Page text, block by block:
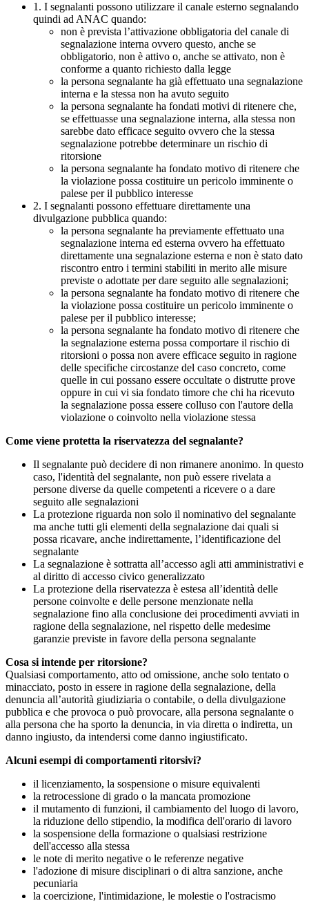
1. I segnalanti possono utilizzare il canale esterno segnalando
quindi ad ANAC quando:
non è prevista l’attivazione obbligatoria del canale di
segnalazione interna ovvero questo, anche se
obbligatorio, non è attivo o, anche se attivato, non è
conforme a quanto richiesto dalla legge
la persona segnalante ha già effettuato una segnalazione
interna e la stessa non ha avuto seguito
la persona segnalante ha fondati motivi di ritenere che,
se effettuasse una segnalazione interna, alla stessa non
sarebbe dato efficace seguito ovvero che la stessa
segnalazione potrebbe determinare un rischio di
ritorsione
la persona segnalante ha fondato motivo di ritenere che
la violazione possa costituire un pericolo imminente o
palese per il pubblico interesse
2. I segnalanti possono effettuare direttamente una
divulgazione pubblica quando:
la persona segnalante ha previamente effettuato una
segnalazione interna ed esterna ovvero ha effettuato
direttamente una segnalazione esterna e non è stato dato
riscontro entro i termini stabiliti in merito alle misure
previste o adottate per dare seguito alle segnalazioni;
la persona segnalante ha fondato motivo di ritenere che
la violazione possa costituire un pericolo imminente o
palese per il pubblico interesse;
la persona segnalante ha fondato motivo di ritenere che
la segnalazione esterna possa comportare il rischio di
ritorsioni o possa non avere efficace seguito in ragione
delle specifiche circostanze del caso concreto, come
quelle in cui possano essere occultate o distrutte prove
oppure in cui vi sia fondato timore che chi ha ricevuto
la segnalazione possa essere colluso con l'autore della
violazione o coinvolto nella violazione stessa
Come viene protetta la riservatezza del segnalante?
Il segnalante può decidere di non rimanere anonimo. In questo
caso, l'identità del segnalante, non può essere rivelata a
persone diverse da quelle competenti a ricevere o a dare
seguito alle segnalazioni
La protezione riguarda non solo il nominativo del segnalante
ma anche tutti gli elementi della segnalazione dai quali si
possa ricavare, anche indirettamente, l’identificazione del
segnalante
La segnalazione è sottratta all’accesso agli atti amministrativi e
al diritto di accesso civico generalizzato
La protezione della riservatezza è estesa all’identità delle
persone coinvolte e delle persone menzionate nella
segnalazione fino alla conclusione dei procedimenti avviati in
ragione della segnalazione, nel rispetto delle medesime
garanzie previste in favore della persona segnalante
Cosa si intende per ritorsione?
Qualsiasi comportamento, atto od omissione, anche solo tentato o
minacciato, posto in essere in ragione della segnalazione, della
denuncia all’autorità giudiziaria o contabile, o della divulgazione
pubblica e che provoca o può provocare, alla persona segnalante o
alla persona che ha sporto la denuncia, in via diretta o indiretta, un
danno ingiusto, da intendersi come danno ingiustificato.
Alcuni esempi di comportamenti ritorsivi?
il licenziamento, la sospensione o misure equivalenti
la retrocessione di grado o la mancata promozione
il mutamento di funzioni, il cambiamento del luogo di lavoro,
la riduzione dello stipendio, la modifica dell'orario di lavoro
la sospensione della formazione o qualsiasi restrizione
dell'accesso alla stessa
le note di merito negative o le referenze negative
l'adozione di misure disciplinari o di altra sanzione, anche
pecuniaria
la coercizione, l'intimidazione, le molestie o l'ostracismo